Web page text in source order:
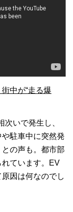
中が“走る爆
いで発生し、
駐車中に突然発
の声も。都市部
ています。EV
因は何なのでし